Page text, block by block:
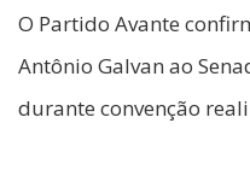
O Partido Avante
Antônio Galvan ao
durante convenção